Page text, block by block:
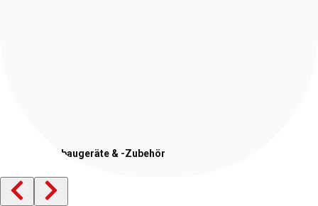
Stapler-Anbaugeräte & -Zubehör